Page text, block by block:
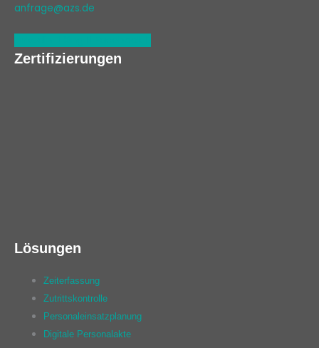
anfrage@azs.de
Zertifizierungen
Lösungen
Zeiterfassung
Zutrittskontrolle
Personaleinsatzplanung
Digitale Personalakte